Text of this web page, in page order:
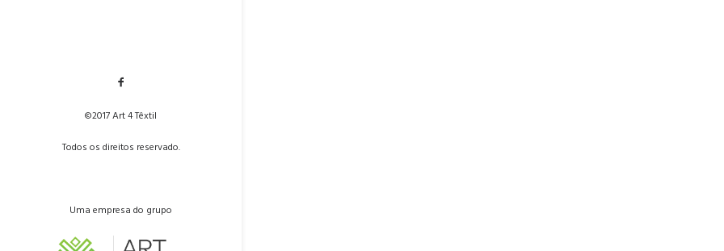
©2017 Art 4 Têxtil
Todos os direitos reservado.
Uma empresa do grupo